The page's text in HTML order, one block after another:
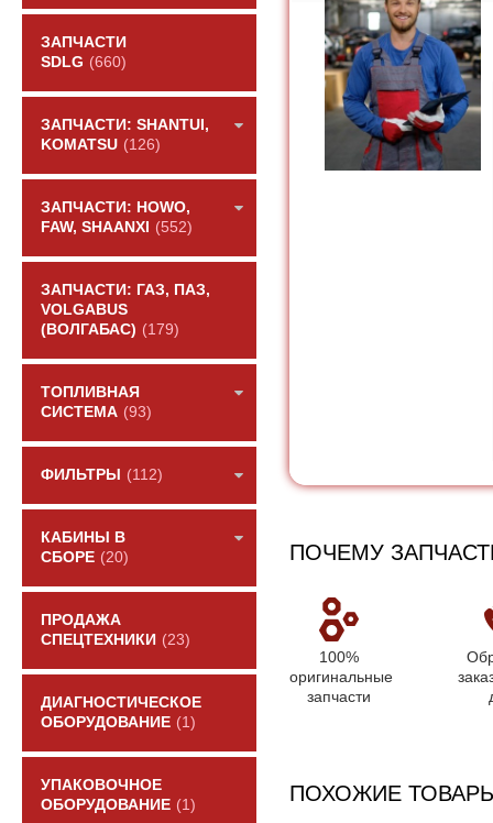
ЗАПЧАСТИ
SDLG (660)
ЗАПЧАСТИ: SHANTUI,
KOMATSU (126)
ЗАПЧАСТИ: HOWO,
FAW, SHAANXI
(552)
ЗАПЧАСТИ: ГАЗ, ПАЗ,
VOLGABUS
(ВОЛГАБАС) (179)
ТОПЛИВНАЯ
СИСТЕМА (93)
ФИЛЬТРЫ (112)
КАБИНЫ В
СБОРЕ (20)
ПРОДАЖА
СПЕЦТЕХНИКИ (23)
ДИАГНОСТИЧЕСКОЕ
ОБОРУДОВАНИЕ (1)
УПАКОВОЧНОЕ
ОБОРУДОВАНИЕ (1)
ПОЧЕМУ
100%
оригинальные
запчасти
ПОХОЖИЕ